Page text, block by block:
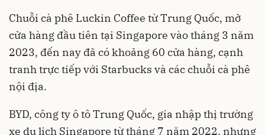
Chuỗi cà phê Luckin Coffee từ Trung Quốc, mở
cửa hàng đầu tiên tại Singapore vào tháng 3 năm
2023, đến nay đã có khoảng 60 cửa hàng, cạnh
tranh trực tiếp với Starbucks và các chuỗi cà phê
nội địa.
BYD, công ty ô tô Trung Quốc, gia nhập thị trường
xe du lịch Singapore từ tháng 7 năm 2022, nhưng